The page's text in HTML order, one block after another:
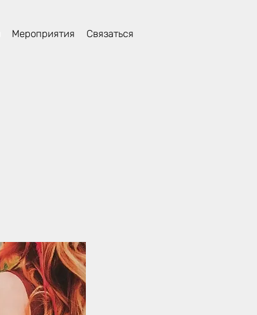
Мероприятия Связаться